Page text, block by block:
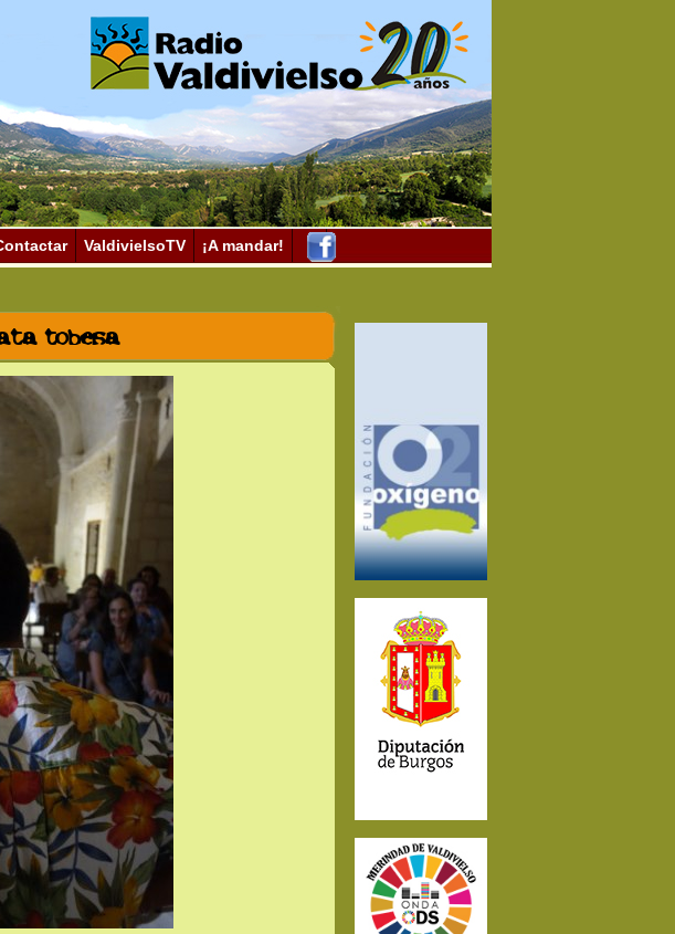
ValdivielsoTV ¡A mandar!
tobesa